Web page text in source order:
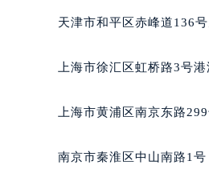
长沙市芙
太原市迎
沈阳市沈
温州市鹿
天津市和平区赤峰道136
上海市徐汇区虹桥路3号
上海市黄浦区南京东路
南京市秦淮区中山南路1